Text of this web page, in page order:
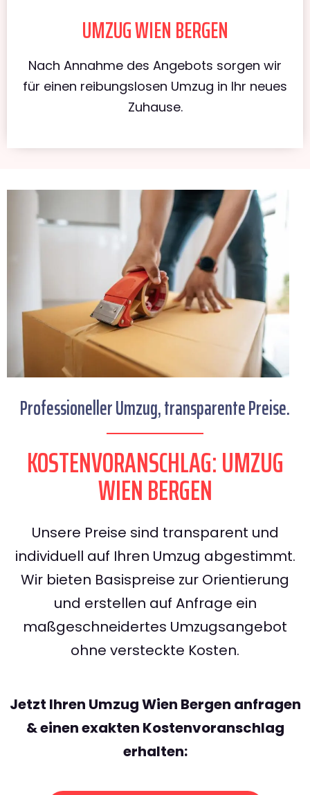
UMZUG WIEN BERGEN
Nach Annahme des Angebots sorgen wir
für einen reibungslosen Umzug in Ihr neues
Zuhause.
Professioneller Umzug, transparente Preise.
KOSTENVORANSCHLAG: UMZUG
WIEN BERGEN
Unsere Preise sind transparent und
individuell auf Ihren Umzug abgestimmt.
Wir bieten Basispreise zur Orientierung
und erstellen auf Anfrage ein
maßgeschneidertes Umzugsangebot
ohne versteckte Kosten.
Jetzt Ihren Umzug Wien Bergen anfragen
& einen exakten Kostenvoranschlag
erhalten: